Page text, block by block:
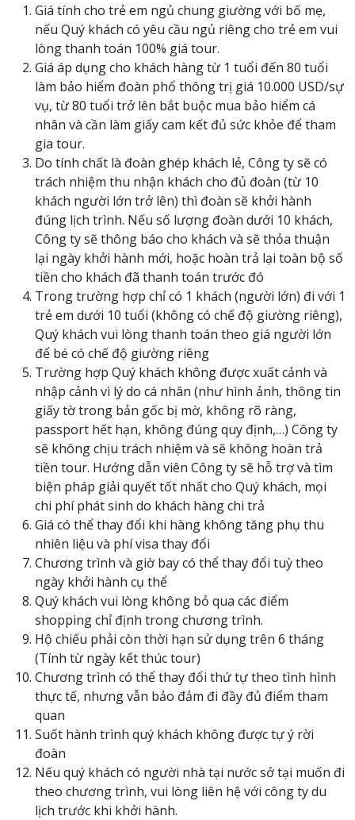
Giá tính cho trẻ em ngủ chung giường với bố mẹ,
nếu Quý khách có yêu cầu ngủ riêng cho trẻ em vui
lòng thanh toán 100% giá tour.
Giá áp dụng cho khách hàng từ 1 tuổi đến 80 tuổi
làm bảo hiểm đoàn phổ thông trị giá 10.000 USD/sự
vụ, từ 80 tuổi trở lên bắt buộc mua bảo hiểm cá
nhân và cần làm giấy cam kết đủ sức khỏe để tham
gia tour.
Do tính chất là đoàn ghép khách lẻ, Công ty sẽ có
trách nhiệm thu nhận khách cho đủ đoàn (từ 10
khách người lớn trở lên) thì đoàn sẽ khởi hành
đúng lịch trình. Nếu số lượng đoàn dưới 10 khách,
Công ty sẽ thông báo cho khách và sẽ thỏa thuận
lại ngày khởi hành mới, hoặc hoàn trả lại toàn bộ số
tiền cho khách đã thanh toán trước đó
Trong trường hợp chỉ có 1 khách (người lớn) đi với 1
trẻ em dưới 10 tuổi (không có chế độ giường riêng),
Quý khách vui lòng thanh toán theo giá người lớn
để bé có chế độ giường riêng
Trường hợp Quý khách không được xuất cảnh và
nhập cảnh vì lý do cá nhân (như hình ảnh, thông tin
giấy tờ trong bản gốc bị mờ, không rõ ràng,
passport hết hạn, không đúng quy định,…) Công ty
sẽ không chịu trách nhiệm và sẽ không hoàn trả
tiền tour. Hướng dẫn viên Công ty sẽ hỗ trợ và tìm
biện pháp giải quyết tốt nhất cho Quý khách, mọi
chi phí phát sinh do khách hàng chi trả
Giá có thể thay đổi khi hàng không tăng phụ thu
nhiên liệu và phí visa thay đổi
Chương trình và giờ bay có thể thay đổi tuỳ theo
ngày khởi hành cụ thể
Quý khách vui lòng không bỏ qua các điểm
shopping chỉ định trong chương trình.
Hộ chiếu phải còn thời hạn sử dụng trên 6 tháng
(Tính từ ngày kết thúc tour)
Chương trình có thể thay đổi thứ tự theo tình hình
thực tế, nhưng vẫn bảo đảm đi đầy đủ điểm tham
quan
Suốt hành trình quý khách không được tự ý rời
đoàn
Nếu quý khách có người nhà tại nước sở tại muốn đi
theo chương trình, vui lòng liên hệ với công ty du
lịch trước khi khởi hành.